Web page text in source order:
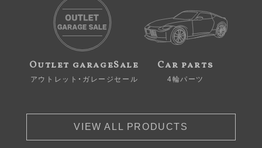
Outlet garageSale
アウトレット・ガレージセール
Car parts
4輪パーツ
VIEW ALL PRODUCTS